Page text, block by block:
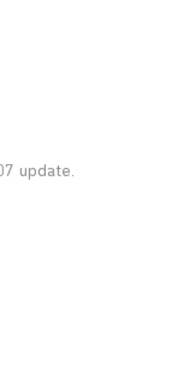
update.